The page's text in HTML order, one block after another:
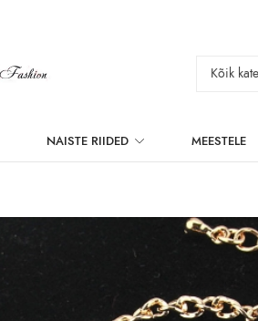
NAISTE RIIDED MEESTELE